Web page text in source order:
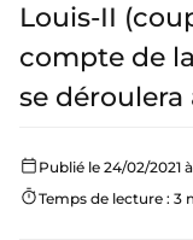
Louis-II
compte de
se déroulera
Publié le 24/02/2021 à
Temps de lecture : 3